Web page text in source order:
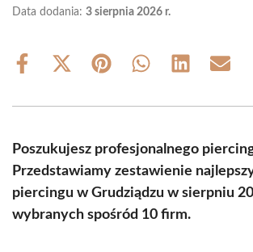
Data dodania: 3 sierpnia 2026 r.
Share
Share
(Twitter)
Share Share Share Share
Poszukujesz profesjonalnego
Przedstawiamy zestawienie
piercingu w Grudziądzu w sierpniu
wybranych spośród 10 firm.